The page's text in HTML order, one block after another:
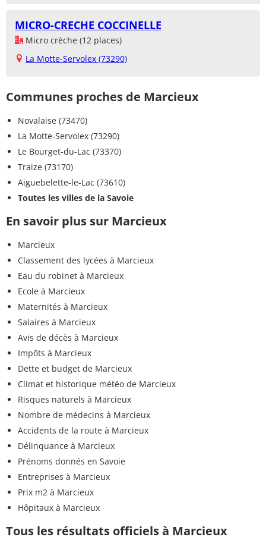
MICRO-CRECHE COCCINELLE
Micro crèche (12 places)
La Motte-Servolex (73290)
Communes proches de Marcieux
Novalaise (73470)
La Motte-Servolex (73290)
Le Bourget-du-Lac (73370)
Traize (73170)
Aiguebelette-le-Lac (73610)
Toutes les villes de la Savoie
En savoir plus sur Marcieux
Marcieux
Classement des lycées à Marcieux
Eau du robinet à Marcieux
Ecole à Marcieux
Maternités à Marcieux
Salaires à Marcieux
Avis de décès à Marcieux
Impôts à Marcieux
Dette et budget de Marcieux
Climat et historique météo de Marcieux
Risques naturels à Marcieux
Nombre de médecins à Marcieux
Accidents de la route à Marcieux
Délinquance à Marcieux
Prénoms donnés en Savoie
Entreprises à Marcieux
Prix m2 à Marcieux
Hôpitaux à Marcieux
Tous les résultats officiels à Marcieux